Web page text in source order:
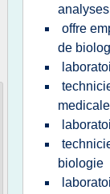
offre
de
medicale
biologie